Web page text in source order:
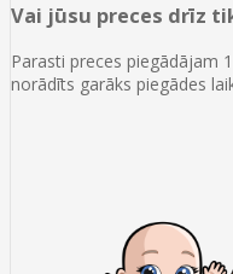
Vai jūsu preces drīz
Parasti preces piegādājam
norādīts garāks piegādes